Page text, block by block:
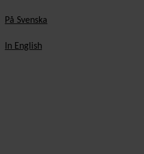
På Svenska
In English